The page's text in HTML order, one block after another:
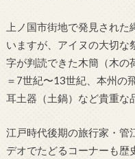
上ノ国市街地で発見され
いますが、アイヌの大切な
字が判読できた木簡（木の
＝7世紀〜13世紀、本州の
耳土器（土鍋）など貴重な
江戸時代後期の旅行家・管
デオでたどるコーナーも歴